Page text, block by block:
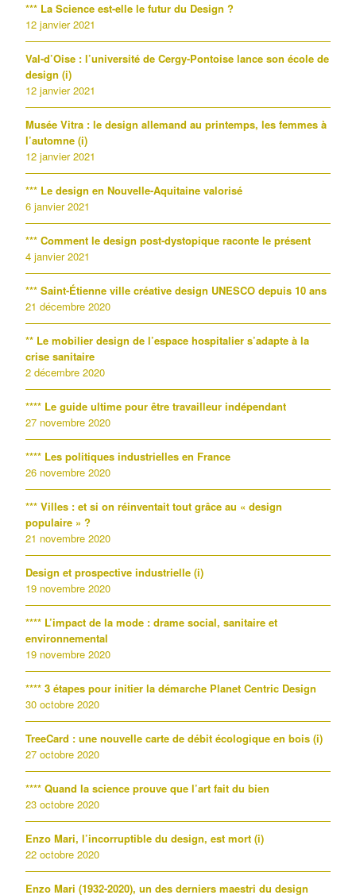
*** La Science est-elle le futur du Design ?
12 janvier 2021
Val-d’Oise : l’université de Cergy-Pontoise lance son école de
design (i)
12 janvier 2021
Musée Vitra : le design allemand au printemps, les femmes à
l’automne (i)
12 janvier 2021
*** Le design en Nouvelle-Aquitaine valorisé
6 janvier 2021
*** Comment le design post-dystopique raconte le présent
4 janvier 2021
*** Saint-Étienne ville créative design UNESCO depuis 10 ans
21 décembre 2020
** Le mobilier design de l’espace hospitalier s’adapte à la
crise sanitaire
2 décembre 2020
**** Le guide ultime pour être travailleur indépendant
27 novembre 2020
**** Les politiques industrielles en France
26 novembre 2020
*** Villes : et si on réinventait tout grâce au « design
populaire » ?
21 novembre 2020
Design et prospective industrielle (i)
19 novembre 2020
**** L’impact de la mode : drame social, sanitaire et
environnemental
19 novembre 2020
**** 3 étapes pour initier la démarche Planet Centric Design
30 octobre 2020
TreeCard : une nouvelle carte de débit écologique en bois (i)
27 octobre 2020
**** Quand la science prouve que l’art fait du bien
23 octobre 2020
Enzo Mari, l’incorruptible du design, est mort (i)
22 octobre 2020
Enzo Mari (1932-2020), un des derniers maestri du design